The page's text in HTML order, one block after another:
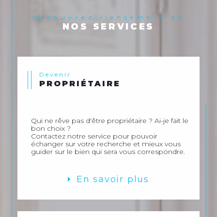
Découvrez l'ensemble de
NOS SERVICES
Devenir
PROPRIÉTAIRE
Qui ne rêve pas d'être propriétaire ? Ai-je fait le
bon choix ?
Contactez notre service pour pouvoir
échanger sur votre recherche et mieux vous
guider sur le bien qui sera vous correspondre.
En savoir plus